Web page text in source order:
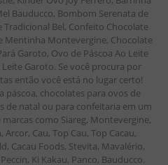
Bauducco, Bombom Serenata de
Bel, Confeito Chocolate
Mentinha Montevergine, Chocolate
Garoto, Ovo de Páscoa Ao Leite
Garoto. Se você procura por
então você está no lugar certo!
páscoa, chocolates para ovos de
de natal ou para confeitaria em um
como Siareg, Montevergine,
Arcor, Cau, Top Cau, Top Cacau,
Cacau Foods, Stevita, Mavalério,
Ki Kakau, Panco, Bauducco.